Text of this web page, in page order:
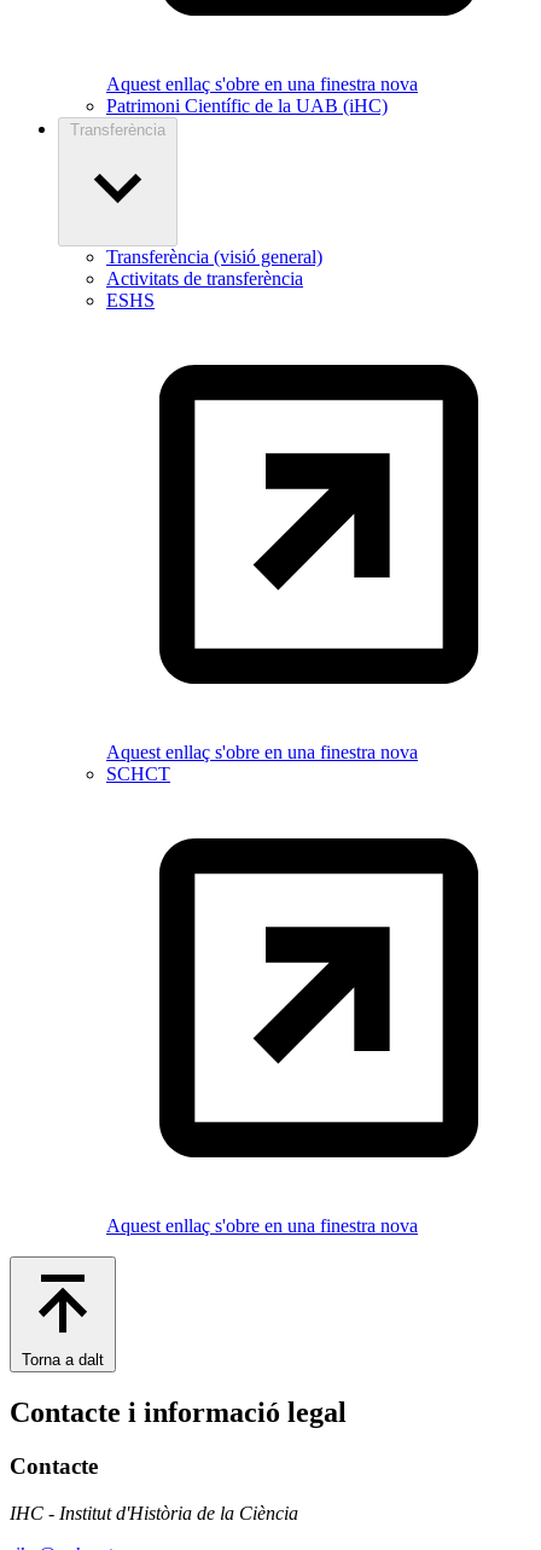
Aquest enllaç s'obre en una finestra nova
Patrimoni Científic de la UAB (iHC)
Transferència
Transferència (visió general)
Activitats de transferència
ESHS
Aquest enllaç s'obre en una finestra nova
SCHCT
Aquest enllaç s'obre en una finestra nova
Torna a dalt
Contacte i informació legal
Contacte
IHC - Institut d'Història de la Ciència